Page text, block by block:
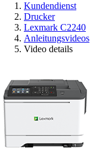
Kundendienst
Drucker
Lexmark C2240
Anleitungsvideos
Video details